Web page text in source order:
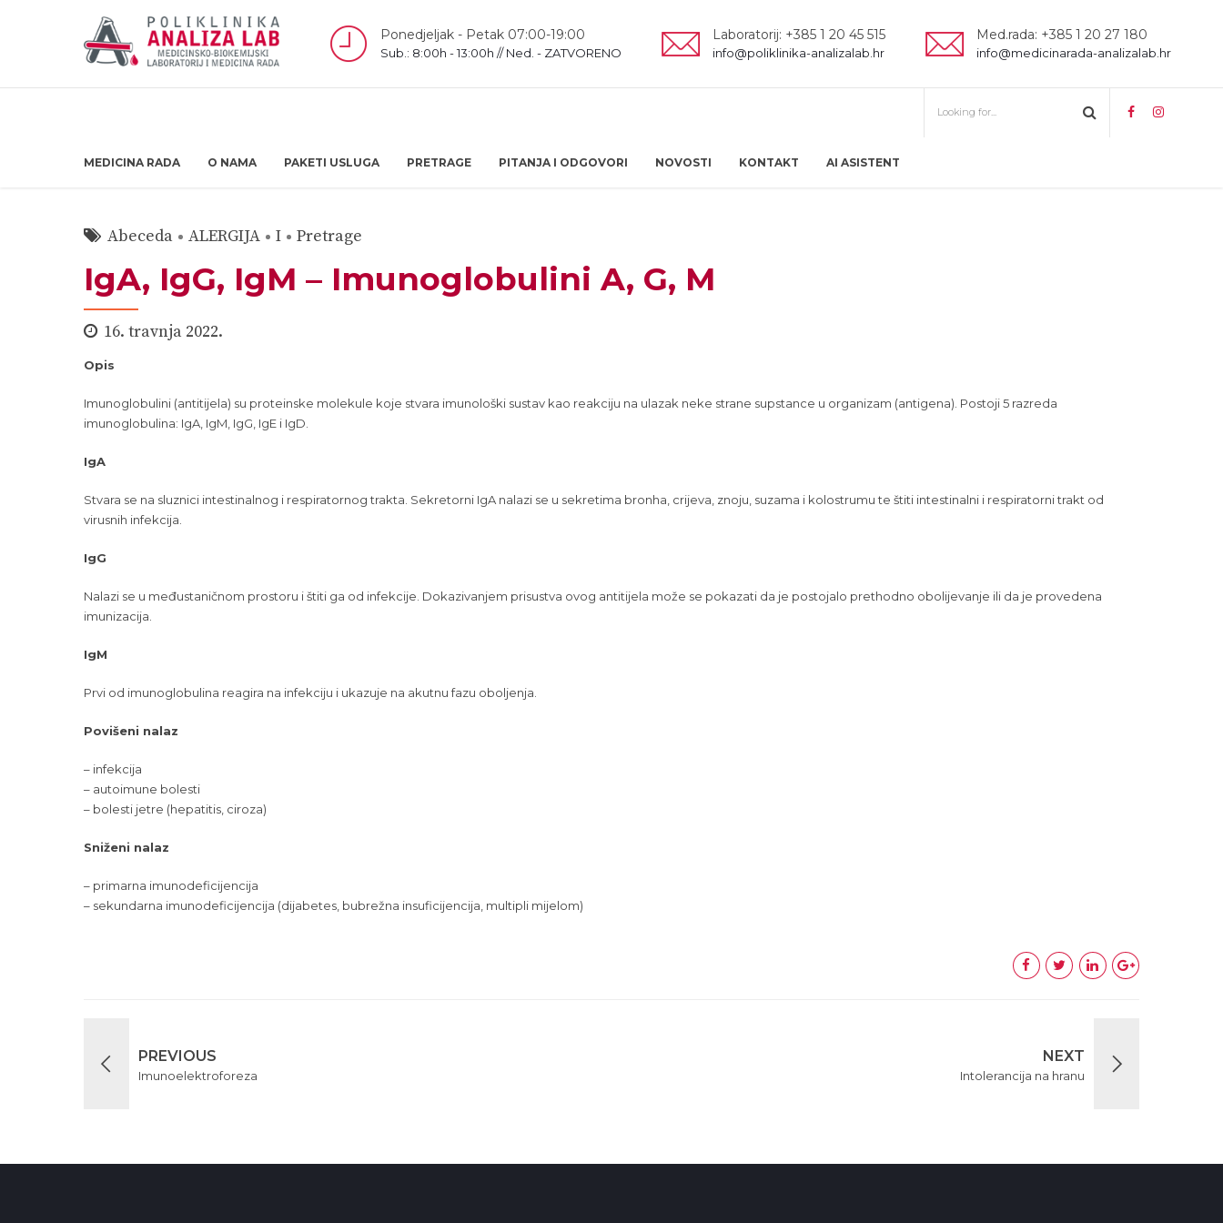
Ponedjeljak - Petak 07:00-19:00
Sub.: 8:00h - 13:00h // Ned. - ZATVORENO
Laboratorij: +385 1 20 45 515
info@poliklinika-analizalab.hr
Med.rada: +385 1 20 27 180
info@medicinarada-analizalab.hr
MEDICINA RADA O NAMA PAKETI USLUGA PRETRAGE PITANJA I ODGOVORI NOVOSTI KONTAKT AI ASISTENT
Abeceda ALERGIJA I Pretrage
IgA, IgG, IgM – Imunoglobulini A, G, M
16. travnja 2022.
Opis
Imunoglobulini (antitijela) su proteinske molekule koje stvara imunološki sustav kao reakciju na ulazak neke strane supstance u organizam (antigena). Postoji 5 razreda
imunoglobulina: IgA, IgM, IgG, IgE i IgD.
IgA
Stvara se na sluznici intestinalnog i respiratornog trakta. Sekretorni IgA nalazi se u sekretima bronha, crijeva, znoju, suzama i kolostrumu te štiti intestinalni i respiratorni trakt od
virusnih infekcija.
IgG
Nalazi se u međustaničnom prostoru i štiti ga od infekcije. Dokazivanjem prisustva ovog antitijela može se pokazati da je postojalo prethodno obolijevanje ili da je provedena
imunizacija.
IgM
Prvi od imunoglobulina reagira na infekciju i ukazuje na akutnu fazu oboljenja.
Povišeni nalaz
– infekcija
– autoimune bolesti
– bolesti jetre (hepatitis, ciroza)
Sniženi nalaz
– primarna imunodeficijencija
– sekundarna imunodeficijencija (dijabetes, bubrežna insuficijencija, multipli mijelom)
PREVIOUS
Imunoelektroforeza
NEXT
Intolerancija na hranu